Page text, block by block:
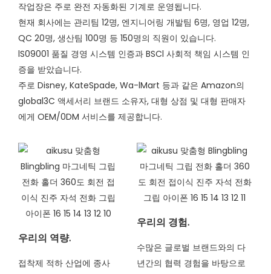
작업장은 주로 완전 자동화된 기계로 운영됩니다.
현재 회사에는 관리팀 12명, 엔지니어링 개발팀 6명, 영업 12명,
QC 20명, 생산팀 100명 등 150명의 직원이 있습니다.
lS09001 품질 경영 시스템 인증과 BSCl 사회적 책임 시스템 인
증을 받았습니다.
주로 Disney, KateSpade, Wa-lMart 등과 같은 Amazon의
global3C 액세서리 브랜드 소유자, 대형 상점 및 대형 판매자
에게 OEM/0DM 서비스를 제공합니다.
우리의 역량.
접착제 적하 산업에 종사
우리의 경험.
수많은 글로벌 브랜드와의 다
년간의 협력 경험을 바탕으로